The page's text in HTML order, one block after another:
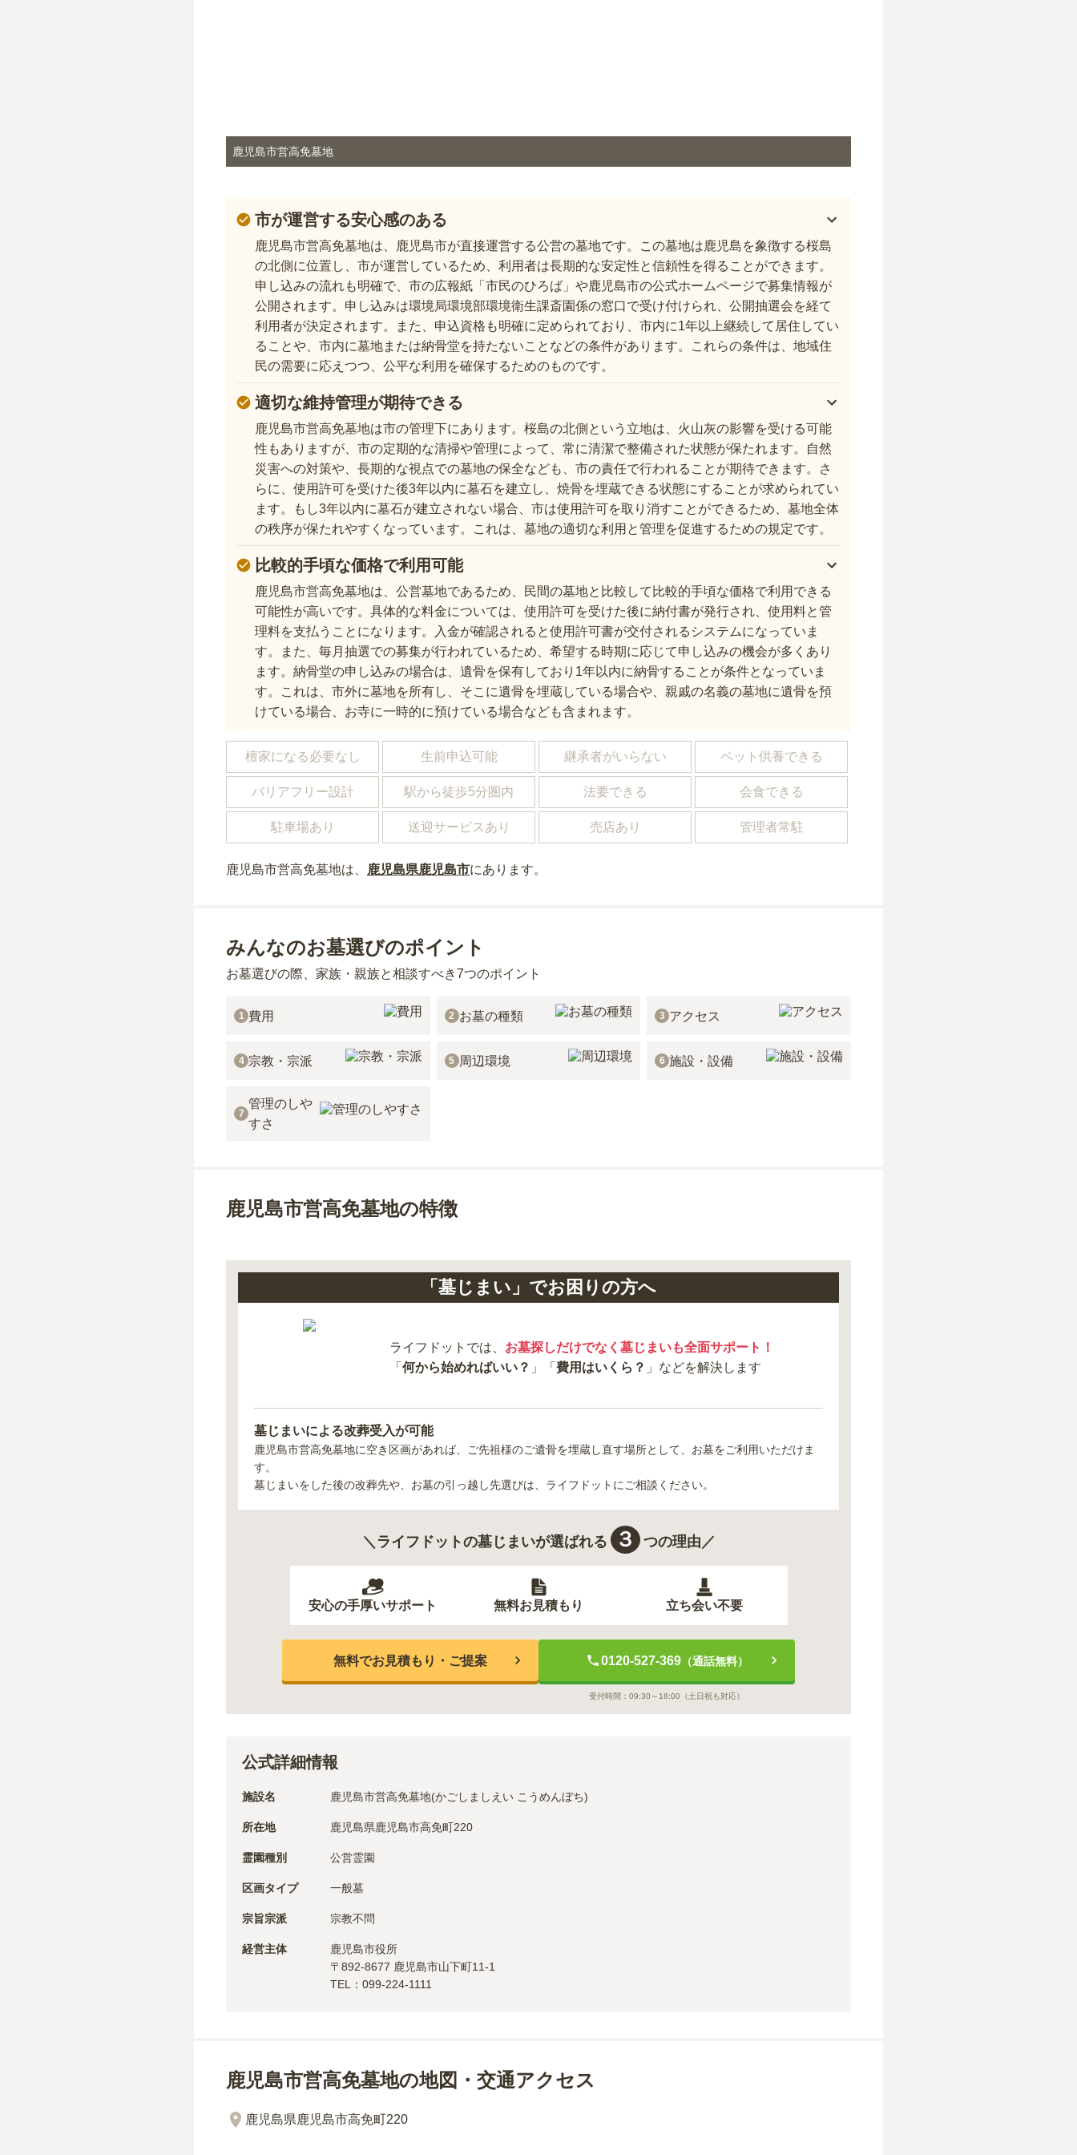
鹿児島市営高免墓地
市が運営する安心感のある
鹿児島市営高免墓地は、鹿児島市が直接運営する公営の墓地です。この墓地は鹿児島を象徴する桜島
の北側に位置し、市が運営しているため、利用者は長期的な安定性と信頼性を得ることができます。
申し込みの流れも明確で、市の広報紙「市民のひろば」や鹿児島市の公式ホームページで募集情報が
公開されます。申し込みは環境局環境部環境衛生課斎園係の窓口で受け付けられ、公開抽選会を経て
利用者が決定されます。また、申込資格も明確に定められており、市内に1年以上継続して居住してい
ることや、市内に墓地または納骨堂を持たないことなどの条件があります。これらの条件は、地域住
民の需要に応えつつ、公平な利用を確保するためのものです。
適切な維持管理が期待できる
鹿児島市営高免墓地は市の管理下にあります。桜島の北側という立地は、火山灰の影響を受ける可能
性もありますが、市の定期的な清掃や管理によって、常に清潔で整備された状態が保たれます。自然
災害への対策や、長期的な視点での墓地の保全なども、市の責任で行われることが期待できます。さ
らに、使用許可を受けた後3年以内に墓石を建立し、焼骨を埋蔵できる状態にすることが求められてい
ます。もし3年以内に墓石が建立されない場合、市は使用許可を取り消すことができるため、墓地全体
の秩序が保たれやすくなっています。これは、墓地の適切な利用と管理を促進するための規定です。
比較的手頃な価格で利用可能
鹿児島市営高免墓地は、公営墓地であるため、民間の墓地と比較して比較的手頃な価格で利用できる
可能性が高いです。具体的な料金については、使用許可を受けた後に納付書が発行され、使用料と管
理料を支払うことになります。入金が確認されると使用許可書が交付されるシステムになっていま
す。また、毎月抽選での募集が行われているため、希望する時期に応じて申し込みの機会が多くあり
ます。納骨堂の申し込みの場合は、遺骨を保有しており1年以内に納骨することが条件となっていま
す。これは、市外に墓地を所有し、そこに遺骨を埋蔵している場合や、親戚の名義の墓地に遺骨を預
けている場合、お寺に一時的に預けている場合なども含まれます。
檀家になる必要なし 生前申込可能 継承者がいらない ペット供養できる
バリアフリー設計 駅から徒歩5分圏内 法要できる 会食できる
駐車場あり 送迎サービスあり 売店あり 管理者常駐
鹿児島市営高免墓地は、 鹿児島県鹿児島市にあり ます。
みんなのお墓選びのポイント
お墓選びの際、家族・親族と相談すべき7つのポイント
1 費用 2 お墓の種類 3 アクセス
4 宗教・宗派 5 周辺環境 6 施設・設備
7
管理のしや
すさ
鹿児島市営高免墓地の特徴
「墓じまい」でお困りの方へ
ライフドットでは、 お墓探しだけでなく墓じまいも全面サポート！
「 何から始めればいい？ 」「 費用はいくら？ 」などを解決します
墓じまいによる改葬受入が可能
鹿児島市営高免墓地に空き区画があれば、ご先祖様のご遺骨を埋蔵し直す場所として、お墓をご利用いただけま
す。
墓じまいをした後の改葬先や、お墓の引っ越し先選びは、ライフドットにご相談ください。
＼ライフドットの墓じまいが選ばれる ３ つの理由／
安心の手厚いサポート 無料お見積もり 立ち会い不要
無料でお見積もり・ご提案 0120-527-369（通話無料）
受付時間： 09:30～18:00 （土日祝も対応）
公式詳細情報
施設名 鹿児島市営高免墓地(かごしましえい こうめんぼち)
所在地 鹿児島県鹿児島市高免町220
霊園種別 公営霊園
区画タイプ 一般墓
宗旨宗派 宗教不問
経営主体 鹿児島市役所
〒 892-8677 鹿児島市山下町11-1
TEL： 099-224-1111
鹿児島市営高免墓地の地図・交通アクセス
鹿児島県鹿児島市高免町220